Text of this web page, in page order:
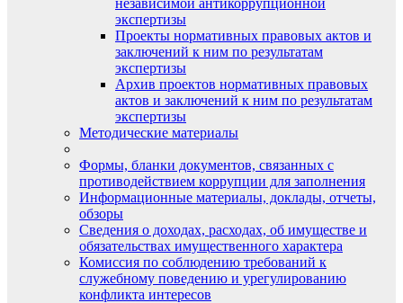
независимой антикоррупционной
экспертизы
Проекты нормативных правовых актов и
заключений к ним по результатам
экспертизы
Архив проектов нормативных правовых
актов и заключений к ним по результатам
экспертизы
Методические материалы
Формы, бланки документов, связанных с
противодействием коррупции для заполнения
Информационные материалы, доклады, отчеты,
обзоры
Сведения о доходах, расходах, об имуществе и
обязательствах имущественного характера
Комиссия по соблюдению требований к
служебному поведению и урегулированию
конфликта интересов